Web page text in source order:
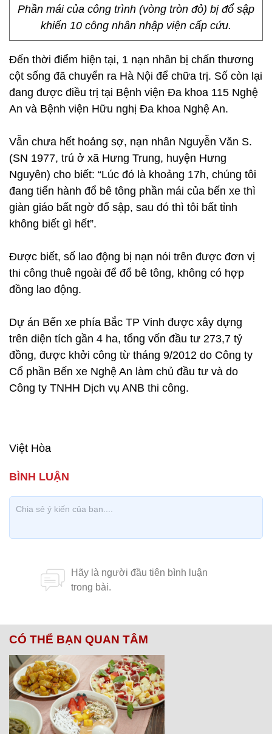
Phần mái của công trình (vòng tròn đỏ) bị đổ sập
khiến 10 công nhân nhập viện cấp cứu.
Đến thời điểm hiện tại, 1 nạn nhân bị chấn thương
cột sống đã chuyển ra Hà Nội để chữa trị. Số còn lại
đang được điều trị tại Bệnh viện Đa khoa 115 Nghệ
An và Bệnh viện Hữu nghị Đa khoa Nghệ An.
Vẫn chưa hết hoảng sợ, nạn nhân Nguyễn Văn S.
(SN 1977, trú ở xã Hưng Trung, huyện Hưng
Nguyên) cho biết: “Lúc đó là khoảng 17h, chúng tôi
đang tiến hành đổ bê tông phần mái của bến xe thì
giàn giáo bất ngờ đổ sập, sau đó thì tôi bất tỉnh
không biết gì hết”.
Được biết, số lao động bị nạn nói trên được đơn vị
thi công thuê ngoài để đổ bê tông, không có hợp
đồng lao động.
Dự án Bến xe phía Bắc TP Vinh được xây dựng
trên diện tích gần 4 ha, tổng vốn đầu tư 273,7 tỷ
đồng, được khởi công từ tháng 9/2012 do Công ty
Cổ phần Bến xe Nghệ An làm chủ đầu tư và do
Công ty TNHH Dịch vụ ANB thi công.
Việt Hòa
CÓ THỂ BẠN QUAN TÂM